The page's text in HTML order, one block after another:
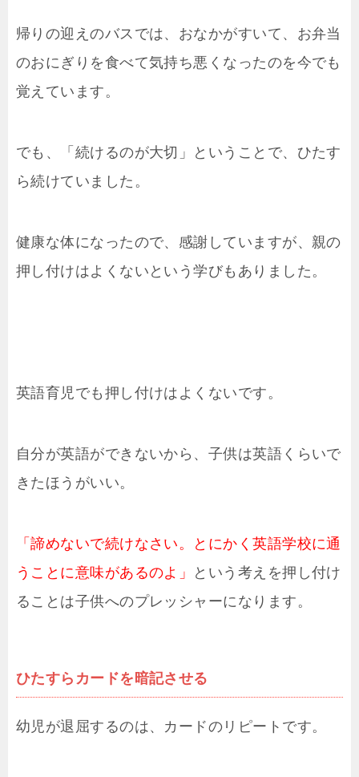
帰りの迎えのバスでは、おなかがすいて、お弁当
のおにぎりを食べて気持ち悪くなったのを今でも
覚えています。
でも、「続けるのが大切」ということで、ひたす
ら続けていました。
健康な体になったので、感謝していますが、親の
押し付けはよくないという学びもありました。
英語育児でも押し付けはよくないです。
自分が英語ができないから、子供は英語くらいで
きたほうがいい。
「諦めないで続けなさい。とにかく英語学校に通
うことに意味があるのよ」
という考えを押し付け
ることは子供へのプレッシャーになります。
ひたすらカードを暗記させる
幼児が退屈するのは、カードのリピートです。